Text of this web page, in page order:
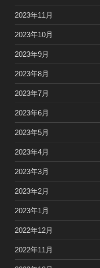
2023年11月
2023年10月
2023年9月
2023年8月
2023年7月
2023年6月
2023年5月
2023年4月
2023年3月
2023年2月
2023年1月
2022年12月
2022年11月